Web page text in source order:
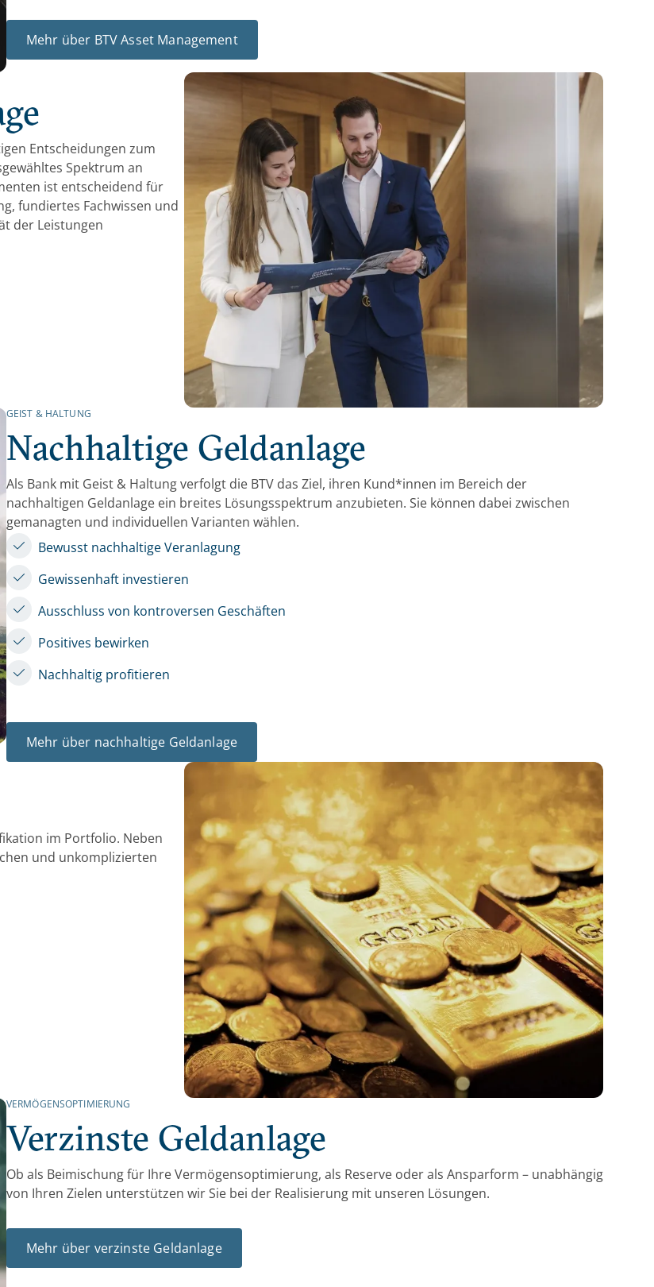
Mehr über BTV Asset Management
Entscheidungen zum
Spektrum an
ist entscheidend für
fundiertes Fachwissen und
der Leistungen
GEIST & HALTUNG
Nachhaltige Geldanlage
Als Bank mit Geist & Haltung verfolgt die BTV das Ziel, ihren Kund*innen im Bereich der
nachhaltigen Geldanlage ein breites Lösungsspektrum anzubieten. Sie können dabei zwischen
gemanagten und individuellen Varianten wählen.
Bewusst nachhaltige Veranlagung
Gewissenhaft investieren
Ausschluss von kontroversen Geschäften
Positives bewirken
Nachhaltig profitieren
Mehr über nachhaltige Geldanlage
im Portfolio. Neben
und unkomplizierten
VERMÖGENSOPTIMIERUNG
Verzinste Geldanlage
Ob als Beimischung für Ihre Vermögensoptimierung, als Reserve oder als Ansparform – unabhängig
von Ihren Zielen unterstützen wir Sie bei der Realisierung mit unseren Lösungen.
Mehr über verzinste Geldanlage